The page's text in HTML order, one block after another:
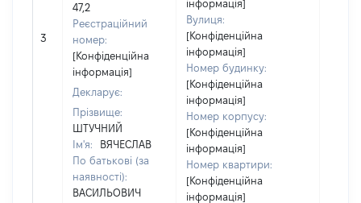
3
47,2
Реєстраційний
номер:
[Конфіденційна
інформація]
Декларує:
Прізвище:
ШТУЧНИЙ
Ім'я:
ВЯЧЕСЛАВ
По батькові (за
наявності):
ВАСИЛЬОВИЧ
інформація]
Вулиця:
[Конфіденційна
інформація]
Номер будинку:
[Конфіденційна
інформація]
Номер корпусу:
[Конфіденційна
інформація]
Номер квартири:
[Конфіденційна
інформація]